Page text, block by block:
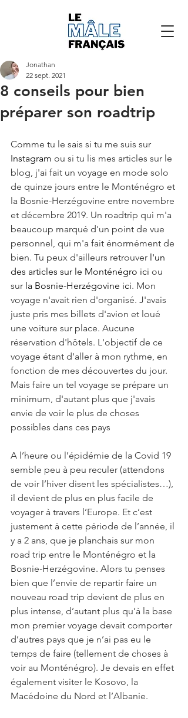
8 conseils pour bien
préparer son roadtrip
Jonathan
22 sept. 2021
Comme tu le sais si tu me suis sur
Instagram ou si tu lis mes articles sur le
blog, j'ai fait un voyage en mode solo
de quinze jours entre le Monténégro et
la Bosnie-Herzégovine entre novembre
et décembre 2019. Un roadtrip qui m'a
beaucoup marqué d'un point de vue
personnel, qui m'a fait énormément de
bien. Tu peux d'ailleurs retrouver l'un
des articles sur le Monténégro ici ou
sur la Bosnie-Herzégovine ici. Mon
voyage n'avait rien d'organisé. J'avais
juste pris mes billets d'avion et loué
une voiture sur place. Aucune
réservation d'hôtels. L'objectif de ce
voyage étant d'aller à mon rythme, en
fonction de mes découvertes du jour.
Mais faire un tel voyage se prépare un
minimum, d'autant plus que j'avais
envie de voir le plus de choses
possibles dans ces pays
A l’heure ou l’épidémie de la Covid 19
semble peu à peu reculer (attendons
de voir l’hiver disent les spécialistes…),
il devient de plus en plus facile de
voyager à travers l’Europe. Et c’est
justement à cette période de l’année, il
y a 2 ans, que je planchais sur mon
road trip entre le Monténégro et la
Bosnie-Herzégovine. Alors tu penses
bien que l’envie de repartir faire un
nouveau road trip devient de plus en
plus intense, d’autant plus qu’à la base
mon premier voyage devait comporter
d’autres pays que je n’ai pas eu le
temps de faire (tellement de choses à
voir au Monténégro). Je devais en effet
également visiter le Kosovo, la
Macédoine du Nord et l’Albanie.